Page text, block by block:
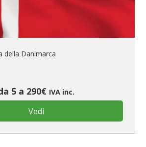
della Danimarca
5 a 290€ IVA inc.
Vedi